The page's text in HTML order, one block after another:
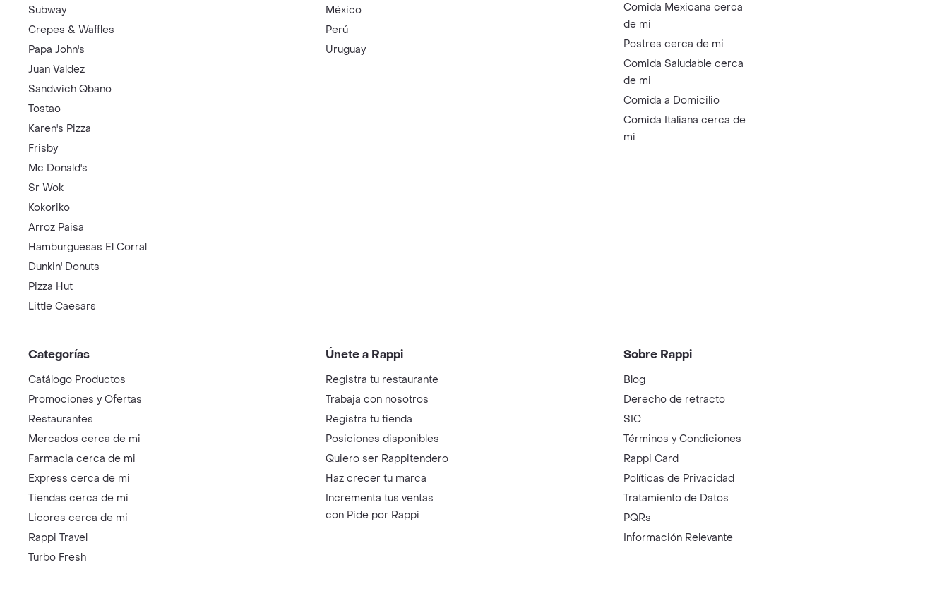
Subway
Crepes & Waffles
Papa John's
Juan Valdez
Sandwich Qbano
Tostao
Karen's Pizza
Frisby
Mc Donald's
Sr Wok
Kokoriko
Arroz Paisa
Hamburguesas El Corral
Dunkin' Donuts
Pizza Hut
Little Caesars
México
Perú
Uruguay
Comida Mexicana cerca
de mi
Postres cerca de mi
Comida Saludable cerca
de mi
Comida a Domicilio
Comida Italiana cerca de
mi
Categorías
Catálogo Productos
Promociones y Ofertas
Restaurantes
Mercados cerca de mi
Farmacia cerca de mi
Express cerca de mi
Tiendas cerca de mi
Licores cerca de mi
Rappi Travel
Turbo Fresh
Únete a Rappi
Registra tu restaurante
Trabaja con nosotros
Registra tu tienda
Posiciones disponibles
Quiero ser Rappitendero
Haz crecer tu marca
Incrementa tus ventas
con Pide por Rappi
Sobre Rappi
Blog
Derecho de retracto
SIC
Términos y Condiciones
Rappi Card
Políticas de Privacidad
Tratamiento de Datos
PQRs
Información Relevante